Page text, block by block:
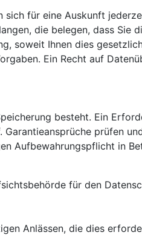
für eine Auskunft
die belegen, dass Sie
soweit Ihnen dies
Ein Recht auf
besteht. Ein
prüfen
Aufbewahrungspflicht in
für den
Anlässen, die dies